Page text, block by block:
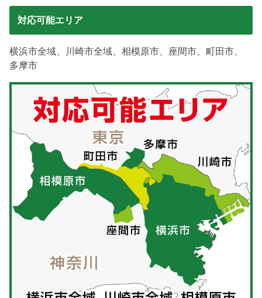
対応可能エリア
横浜市全域、川崎市全域、相模原市、座間市、町田市、
多摩市